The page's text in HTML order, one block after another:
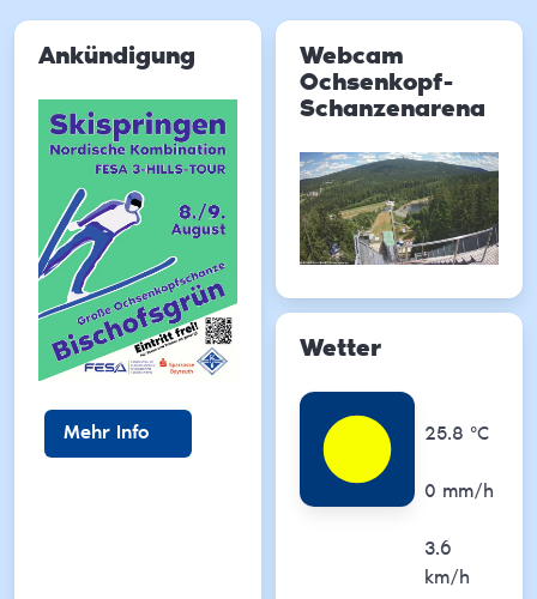
Ankündigung
Mehr Info
Webcam
Ochsenkopf-
Schanzenarena
Wetter
25.8 °C
0 mm/h
3.6
km/h